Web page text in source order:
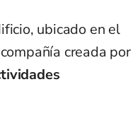
ubicado en el
creada por